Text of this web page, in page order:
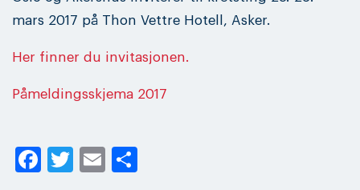
mars 2017 på Thon Vettre Hotell, Asker.
Her finner du invitasjonen.
Påmeldingsskjema 2017
Facebook
Twitter
Email